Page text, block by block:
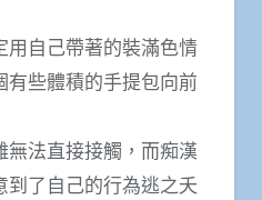
用自己帶著的裝滿色情
有些體積的手提包向前
無法直接接觸，而痴漢
了自己的行為逃之夭